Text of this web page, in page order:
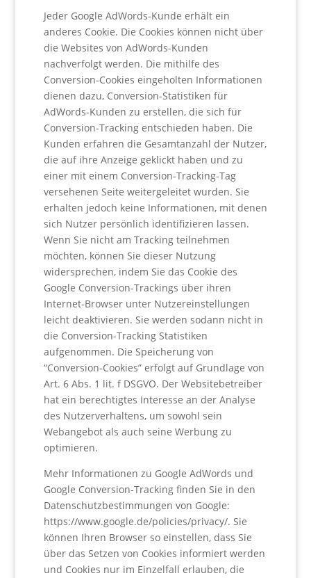
Jeder Google AdWords-Kunde erhält ein
anderes Cookie. Die Cookies können nicht über
die Websites von AdWords-Kunden
nachverfolgt werden. Die mithilfe des
Conversion-Cookies eingeholten Informationen
dienen dazu, Conversion-Statistiken für
AdWords-Kunden zu erstellen, die sich für
Conversion-Tracking entschieden haben. Die
Kunden erfahren die Gesamtanzahl der Nutzer,
die auf ihre Anzeige geklickt haben und zu
einer mit einem Conversion-Tracking-Tag
versehenen Seite weitergeleitet wurden. Sie
erhalten jedoch keine Informationen, mit denen
sich Nutzer persönlich identifizieren lassen.
Wenn Sie nicht am Tracking teilnehmen
möchten, können Sie dieser Nutzung
widersprechen, indem Sie das Cookie des
Google Conversion-Trackings über ihren
Internet-Browser unter Nutzereinstellungen
leicht deaktivieren. Sie werden sodann nicht in
die Conversion-Tracking Statistiken
aufgenommen. Die Speicherung von
“Conversion-Cookies” erfolgt auf Grundlage von
Art. 6 Abs. 1 lit. f DSGVO. Der Websitebetreiber
hat ein berechtigtes Interesse an der Analyse
des Nutzerverhaltens, um sowohl sein
Webangebot als auch seine Werbung zu
optimieren.
Mehr Informationen zu Google AdWords und
Google Conversion-Tracking finden Sie in den
Datenschutzbestimmungen von Google:
https://www.google.de/policies/privacy/. Sie
können Ihren Browser so einstellen, dass Sie
über das Setzen von Cookies informiert werden
und Cookies nur im Einzelfall erlauben, die